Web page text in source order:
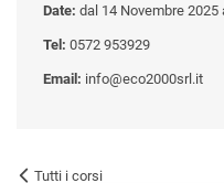
Date: dal 14 Novembre 2025
Tel: 0572 953929
Email: info@eco2000srl.it
Tutti i corsi